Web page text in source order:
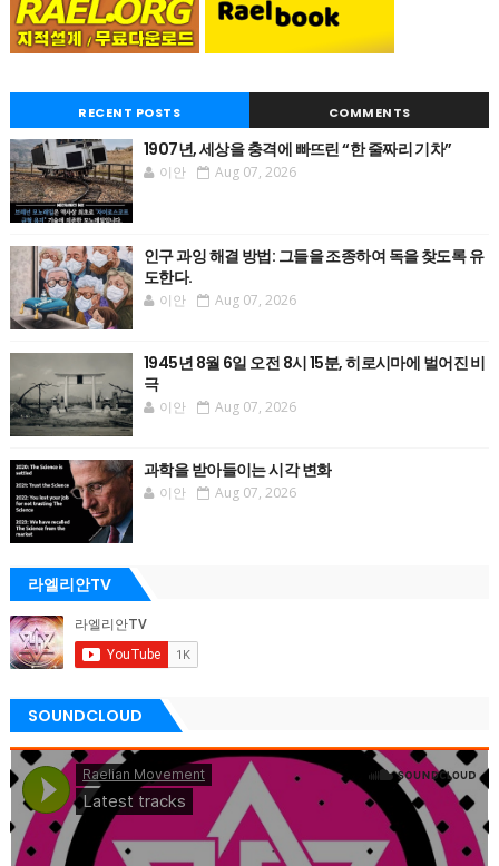
RECENT POSTS COMMENTS
1907년, 세상을 충격에 빠뜨린 “한 줄짜리 기차”
이안 Aug 07, 2026
인구 과잉 해결 방법: 그들을 조종하여 독을 찾도록 유
도한다.
이안 Aug 07, 2026
1945년 8월 6일 오전 8시 15분, 히로시마에 벌어진 비
극
이안 Aug 07, 2026
과학을 받아들이는 시각 변화
이안 Aug 07, 2026
라엘리안TV
SOUNDCLOUD